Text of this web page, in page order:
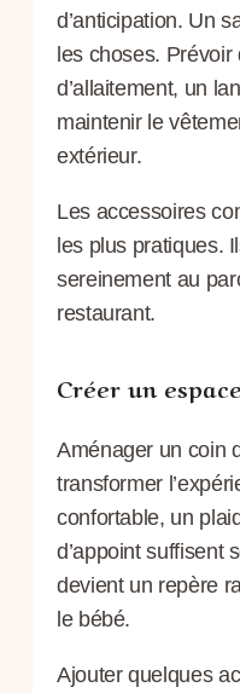
d’anticipation. Un
les choses. Prévoir
d’allaitement, un
maintenir le
extérieur.
Les accessoires
les plus pratiques.
sereinement au
restaurant.
Créer un
Aménager un coin
transformer
confortable, un
d’appoint suffisent
devient un repère
le bébé.
Ajouter quelques